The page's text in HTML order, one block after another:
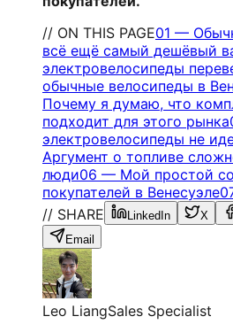
// ON THIS PAGE01 —
всё ещё самый дешёвый
электровелосипеды
обычные велосипеды в
Почему я думаю, что
подходит для этого рынка
электровелосипеды не
Аргумент о топливе
люди06 — Мой простой
покупателей в Венесуэле
// SHARE
LinkedIn X
Email
Leo LiangSales Specialist